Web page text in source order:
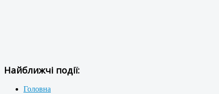
Найближчі події:
Головна